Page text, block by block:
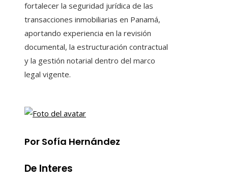
fortalecer la seguridad jurídica de las
transacciones inmobiliarias en Panamá,
aportando experiencia en la revisión
documental, la estructuración contractual
y la gestión notarial dentro del marco
legal vigente.
Por Sofía Hernández
De Interes